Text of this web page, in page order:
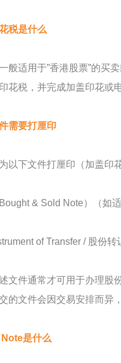
税是什么
般适用于”香港股票”的买
花税，并完成加盖印花或
需要打厘印
以下文件打厘印（加盖印
& Sold Note）（如适
of Transfer / 股份转
文件通常才可用于办理股
的文件会因交易安排而异
是什么